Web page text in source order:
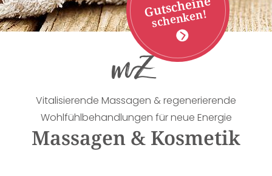
Gutscheine
schenken!
Vitalisierende Massagen & regenerierende
Wohlfühlbehandlungen für neue Energie
Massagen & Kosmetik